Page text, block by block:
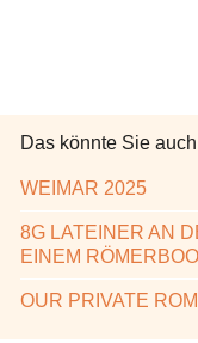
Das könnte Sie
WEIMAR 2025
8G LATEINER AN
EINEM
OUR PRIVATE